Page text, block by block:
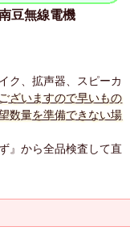
豆無線電機
ク、拡声器、スピーカ
ざいますので早いもの
数量を準備できない場
』から全品検査して直